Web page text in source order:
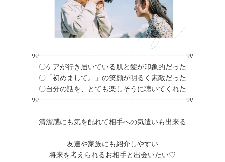
୨୧┈┈┈┈┈┈┈┈┈┈┈┈┈┈┈┈┈┈┈┈┈୨୧
〇ケアが行き届いている肌と髪が印象的だった
〇「初めまして。」の笑顔が明るく素敵だった
〇自分の話を、とても楽しそうに聴いてくれた
୨୧┈┈┈┈┈┈┈┈┈┈┈┈┈┈┈┈┈┈┈┈┈୨୧
清潔感にも気を配れて相手への気遣いも出来る
友達や家族にも紹介しやすい
将来を考えられるお相手と出会いたい♡